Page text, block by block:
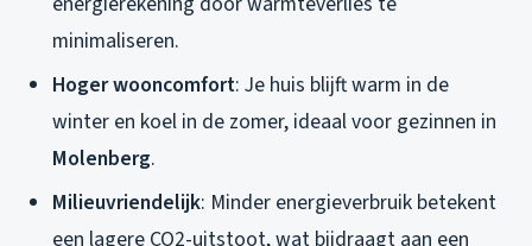
minimaliseren.
Hoger wooncomfort: Je huis blijft warm in de
winter en koel in de zomer, ideaal voor gezinnen in
Molenberg.
Milieuvriendelijk: Minder energieverbruik betekent
een lagere CO2-uitstoot, wat bijdraagt aan een